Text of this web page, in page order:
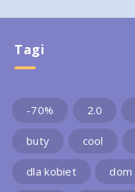
Tagi
-70% 2.0
buty cool
dla kobiet dom